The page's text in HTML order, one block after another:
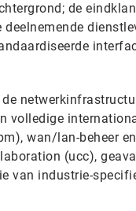
de
volledige
wan/lan-beheer
(ucc),
van industrie-